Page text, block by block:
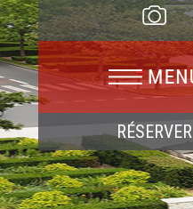
RÉSERVER